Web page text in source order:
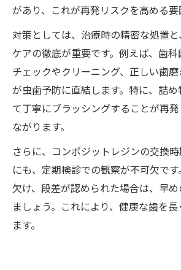
があり、これが再発リスクを高める要
対策としては、治療時の精密な処置
ケアの徹底が重要です。例えば、歯
チェックやクリーニング、正しい歯
が虫歯予防に直結します。特に、詰
て丁寧にブラッシングすることが再
ながります。
さらに、コンポジットレジンの交換
にも、定期検診での観察が不可欠で
欠け、段差が認められた場合は、早
ましょう。これにより、健康な歯を
ます。